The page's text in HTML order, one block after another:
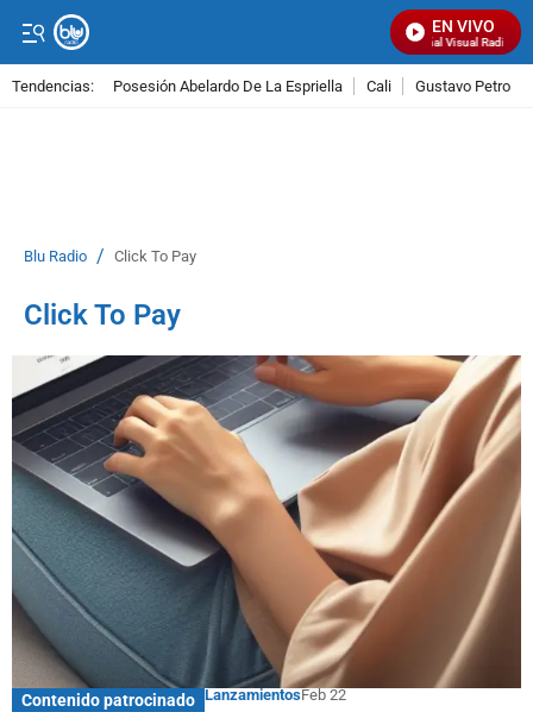
EN VIVO
Señal Visual Radio
Tendencias: Posesión Abelardo De La Espriella Cali Gustavo Petro
Blu Radio / Click To Pay
Click To Pay
Contenido patrocinado LanzamientosFeb 22